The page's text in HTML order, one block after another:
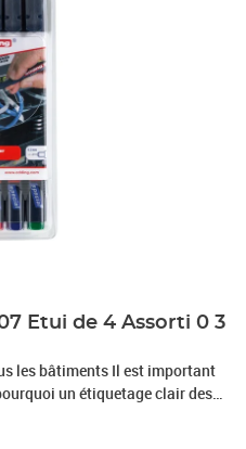
Etui de 4 Assorti 0 3
les bâtiments Il est important
un étiquetage clair des
et les ouvriers La pointe